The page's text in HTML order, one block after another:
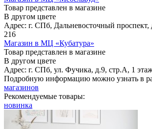
Товар представлен в магазине
В другом цвете
Адрес: г. СПб, Дальневосточный проспект,
216
Магазин в МЦ «Кубатура»
Товар представлен в магазине
В другом цвете
Адрес: г. СПб, ул. Фучика, д.9, стр.А, 1
Подробную информацию можно узнать в
магазинов
Рекомендуемые товары:
новинка